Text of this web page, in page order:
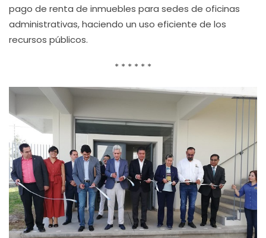
pago de renta de inmuebles para sedes de oficinas
administrativas, haciendo un uso eficiente de los
recursos públicos.
* * * * * *